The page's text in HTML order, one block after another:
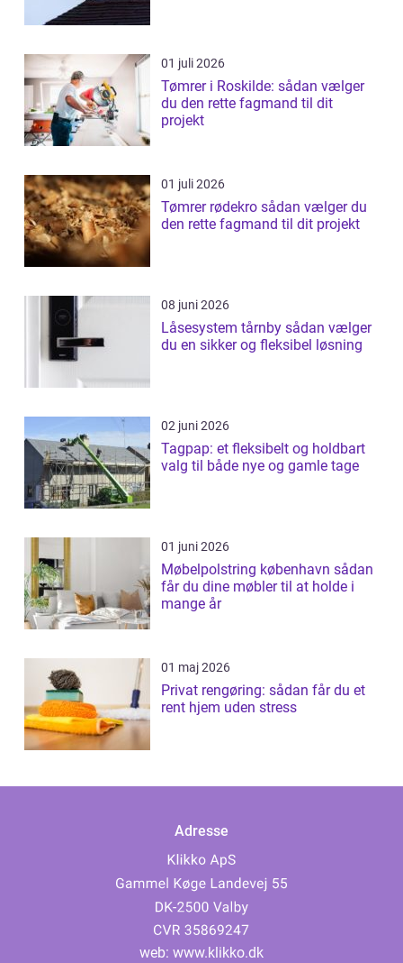
01 juli 2026
Tømrer i Roskilde: sådan vælger
du den rette fagmand til dit
projekt
01 juli 2026
Tømrer rødekro sådan vælger du
den rette fagmand til dit projekt
08 juni 2026
Låsesystem tårnby sådan vælger
du en sikker og fleksibel løsning
02 juni 2026
Tagpap: et fleksibelt og holdbart
valg til både nye og gamle tage
01 juni 2026
Møbelpolstring københavn sådan
får du dine møbler til at holde i
mange år
01 maj 2026
Privat rengøring: sådan får du et
rent hjem uden stress
Adresse
web: www.klikko.dk